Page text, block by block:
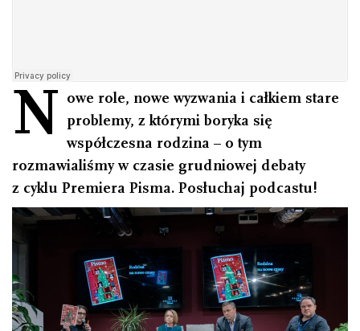
N owe role, nowe wyzwania i całkiem stare
problemy, z którymi boryka się
współczesna rodzina – o tym
rozmawialiśmy w czasie grudniowej debaty
z cyklu Premiera Pisma. Posłuchaj podcastu!